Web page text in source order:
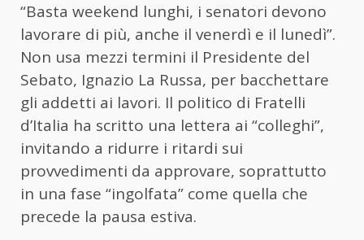
“Basta weekend lunghi, i senatori devono
lavorare di più, anche il venerdì e il lunedì”.
Non usa mezzi termini il Presidente del
Sebato, Ignazio La Russa, per bacchettare
gli addetti ai lavori. Il politico di Fratelli
d’Italia ha scritto una lettera ai “colleghi”,
invitando a ridurre i ritardi sui
provvedimenti da approvare, soprattutto
in una fase “ingolfata” come quella che
precede la pausa estiva.